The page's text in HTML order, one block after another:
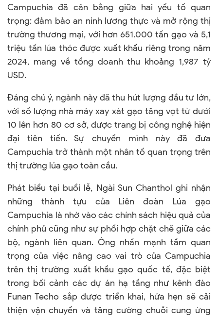
Campuchia đã cân bằng giữa hai yếu tố quan
trọng: đảm bảo an ninh lương thực và mở rộng thị
trường thương mại, với hơn 651.000 tấn gạo và 5,1
triệu tấn lúa thóc được xuất khẩu riêng trong năm
2024, mang về tổng doanh thu khoảng 1,987 tỷ
USD.
Đáng chú ý, ngành này đã thu hút lượng đầu tư lớn,
với số lượng nhà máy xay xát gạo tăng vọt từ dưới
10 lên hơn 80 cơ sở, được trang bị công nghệ hiện
đại tiên tiến. Sự chuyển mình này đã đưa
Campuchia trở thành một nhân tố quan trọng trên
thị trường lúa gạo toàn cầu.
Phát biểu tại buổi lễ, Ngài Sun Chanthol ghi nhận
những thành tựu của Liên đoàn Lúa gạo
Campuchia là nhờ vào các chính sách hiệu quả của
chính phủ cũng như sự phối hợp chặt chẽ giữa các
bộ, ngành liên quan. Ông nhấn mạnh tầm quan
trọng của việc nâng cao vai trò của Campuchia
trên thị trường xuất khẩu gạo quốc tế, đặc biệt
trong bối cảnh các dự án hạ tầng như kênh đào
Funan Techo sắp được triển khai, hứa hẹn sẽ cải
thiện vận chuyển và tăng cường chuỗi cung ứng